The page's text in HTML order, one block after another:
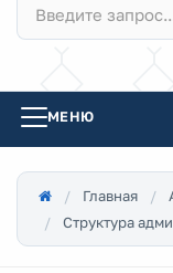
МЕНЮ
Главная
Структура